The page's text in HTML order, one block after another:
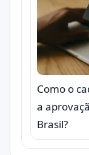
Como o
a
Brasil?